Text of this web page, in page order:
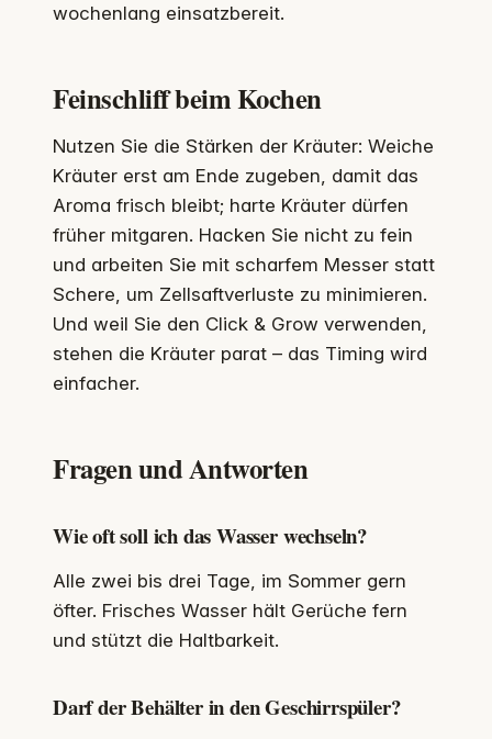
wochenlang einsatzbereit.
Feinschliff beim Kochen
Nutzen Sie die Stärken der Kräuter: Weiche
Kräuter erst am Ende zugeben, damit das
Aroma frisch bleibt; harte Kräuter dürfen
früher mitgaren. Hacken Sie nicht zu fein
und arbeiten Sie mit scharfem Messer statt
Schere, um Zellsaftverluste zu minimieren.
Und weil Sie den Click & Grow verwenden,
stehen die Kräuter parat – das Timing wird
einfacher.
Fragen und Antworten
Wie oft soll ich das Wasser wechseln?
Alle zwei bis drei Tage, im Sommer gern
öfter. Frisches Wasser hält Gerüche fern
und stützt die Haltbarkeit.
Darf der Behälter in den Geschirrspüler?